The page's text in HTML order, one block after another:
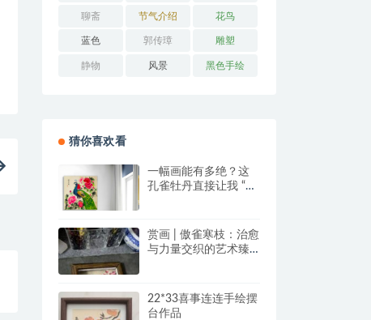
物
聊斋 节气介绍 花鸟
蓝色 郭传璋 雕塑
静物 风景 黑色手绘
猜你喜欢看
一幅画能有多绝？这
孔雀牡丹直接让我 “哇
赏画 | 傲雀寒枝：治愈
与力量交织的艺术臻
22*33喜事连连手绘摆
台作品